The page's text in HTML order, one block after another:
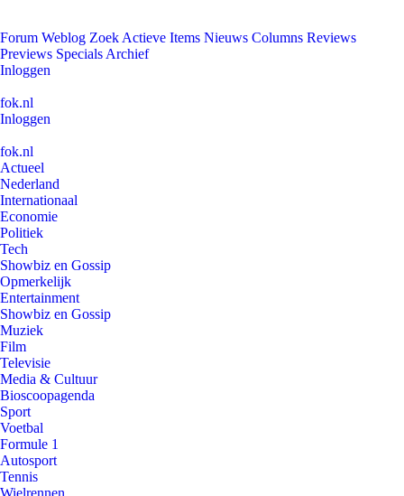
Forum Weblog Zoek Actieve Items Nieuws Columns Reviews
Previews Specials Archief
Inloggen
fok.nl
Inloggen
fok.nl
Actueel
Nederland
Internationaal
Economie
Politiek
Tech
Showbiz en Gossip
Opmerkelijk
Entertainment
Showbiz en Gossip
Muziek
Film
Televisie
Media & Cultuur
Bioscoopagenda
Sport
Voetbal
Formule 1
Autosport
Tennis
Wielrennen